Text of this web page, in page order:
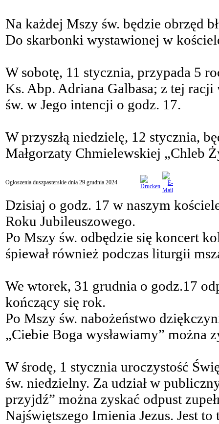
Na każdej Mszy św. będzie obrzęd
Do skarbonki wystawionej w
W sobotę, 11 stycznia, przypada 5
Ks. Abp. Adriana Galbasa; z tej
św. w Jego intencji o godz. 17.
W przyszłą niedzielę, 12 stycznia,
Małgorzaty Chmielewskiej „Chleb
Ogłoszenia duszpasterskie dnia 29 grudnia 2024
Dzisiaj o godz. 17 w naszym
Roku Jubileuszowego.
Po Mszy św. odbędzie się koncert
śpiewał również podczas liturgii
We wtorek, 31 grudnia o godz.17
kończący się rok.
Po Mszy św. nabożeństwo
„Ciebie Boga wysławiamy” można
W środę, 1 stycznia uroczystość
św. niedzielny. Za udział w
przyjdź” można zyskać odpust
Najświętszego Imienia Jezus. Jest